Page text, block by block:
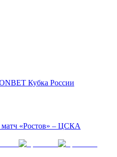
Кубка России
матч «Ростов» – ЦСКА